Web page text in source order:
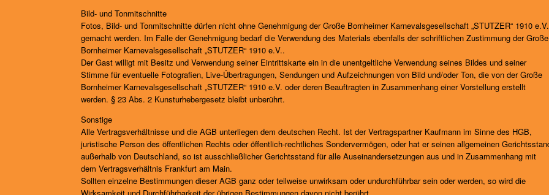
Bild- und Tonmitschnitte
Fotos, Bild- und Tonmitschnitte dürfen nicht ohne Genehmigung der Große Bornheimer Karnevalsgesellschaft „STUTZER“ 1910 e.V.
gemacht werden. Im Falle der Genehmigung bedarf die Verwendung des Materials ebenfalls der schriftlichen Zustimmung der Große
Bornheimer Karnevalsgesellschaft „STUTZER“ 1910 e.V..
Der Gast willigt mit Besitz und Verwendung seiner Eintrittskarte ein in die unentgeltliche Verwendung seines Bildes und seiner
Stimme für eventuelle Fotografien, Live-Übertragungen, Sendungen und Aufzeichnungen von Bild und/oder Ton, die von der Große
Bornheimer Karnevalsgesellschaft „STUTZER“ 1910 e.V. oder deren Beauftragten in Zusammenhang einer Vorstellung erstellt
werden. § 23 Abs. 2 Kunsturhebergesetz bleibt unberührt.
Sonstige
Alle Vertragsverhältnisse und die AGB unterliegen dem deutschen Recht. Ist der Vertragspartner Kaufmann im Sinne des HGB,
juristische Person des öffentlichen Rechts oder öffentlich-rechtliches Sondervermögen, oder hat er seinen allgemeinen
außerhalb von Deutschland, so ist ausschließlicher Gerichtsstand für alle Auseinandersetzungen aus und in Zusammenhang mit
dem Vertragsverhältnis Frankfurt am Main.
Sollten einzelne Bestimmungen dieser AGB ganz oder teilweise unwirksam oder undurchführbar sein oder werden, so wird die